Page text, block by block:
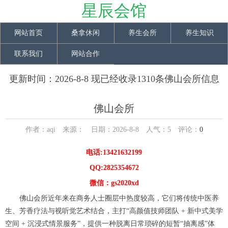
星辰会馆
网站首页 桑拿休闲 养生会所 养生知识
联系我们 网站合作
更新时间：2026-8-8 现已经收录1310条佛山会所信息
佛山会所
作者：aqi 来源： 日期：2026-8-8 人气： 5评论： 0
电话:13421632199
QQ:2825354672
微信：gs2020xd
佛山会所近年来在商务人士圈层中热度较高，它们将传统中医养
生、芳香疗法与视听觉艺术结合，主打“高颜值技师团队 + 新中式美学
空间 + 沉浸式情景服务”，提供一种脱离日常琐碎的短暂“抽离感”体